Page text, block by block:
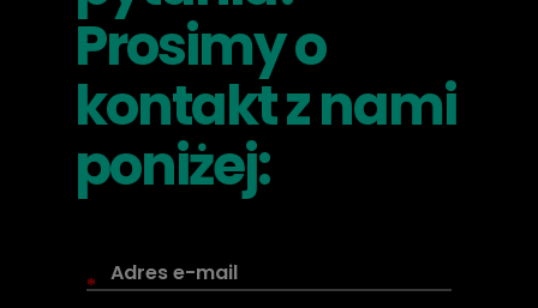
Prosimy o
kontakt z nami
poniżej:
*